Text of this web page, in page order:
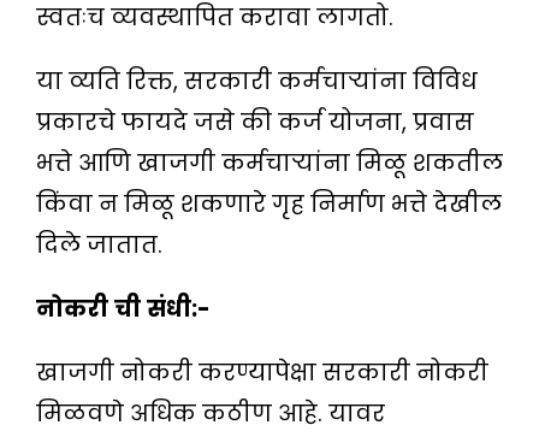
स्वतःच व्यवस्थापित करावा लागतो.
या व्यति रिक्त, सरकारी कर्मचार्‍यांना विविध
प्रकारचे फायदे जसे की कर्ज योजना, प्रवास
भत्ते आणि खाजगी कर्मचार्‍यांना मिळू शकतील
किंवा न मिळू शकणारे गृह निर्माण भत्ते देखील
दिले जातात.
नोकरीचीसंधी:-
खाजगी नोकरी करण्यापेक्षा सरकारी नोकरी
मिळवणे अधिक कठीण आहे. यावर